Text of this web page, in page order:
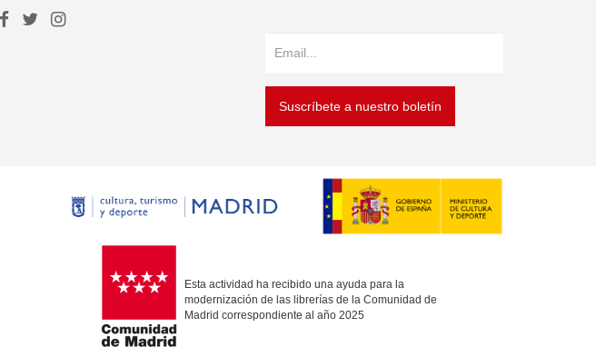
Suscríbete a nuestro boletín
Esta actividad ha recibido una ayuda para la
modernización de las librerías de la Comunidad de
Madrid correspondiente al año 2025